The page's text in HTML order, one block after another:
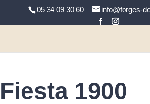
05 34 09 30 60 info@forges-
Fiesta 1900